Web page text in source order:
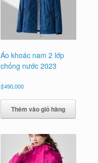
Áo khoác nam 2 lớp
chống nước 2023
₫490,000
Thêm vào giỏ hàng